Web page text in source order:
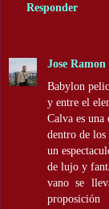
Responder
Jose
Babylon
y entre el
Calva es una
dentro de los
un
de lujo y
vano se
proposición